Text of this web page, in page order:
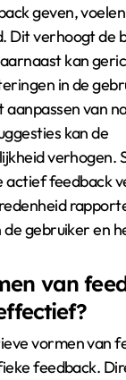
geven,
Dit verhoogt de
kan
in de
aanpassen van
kan de
verhogen.
actief feedback
de gebruiker en
van
vormen van
feedback.